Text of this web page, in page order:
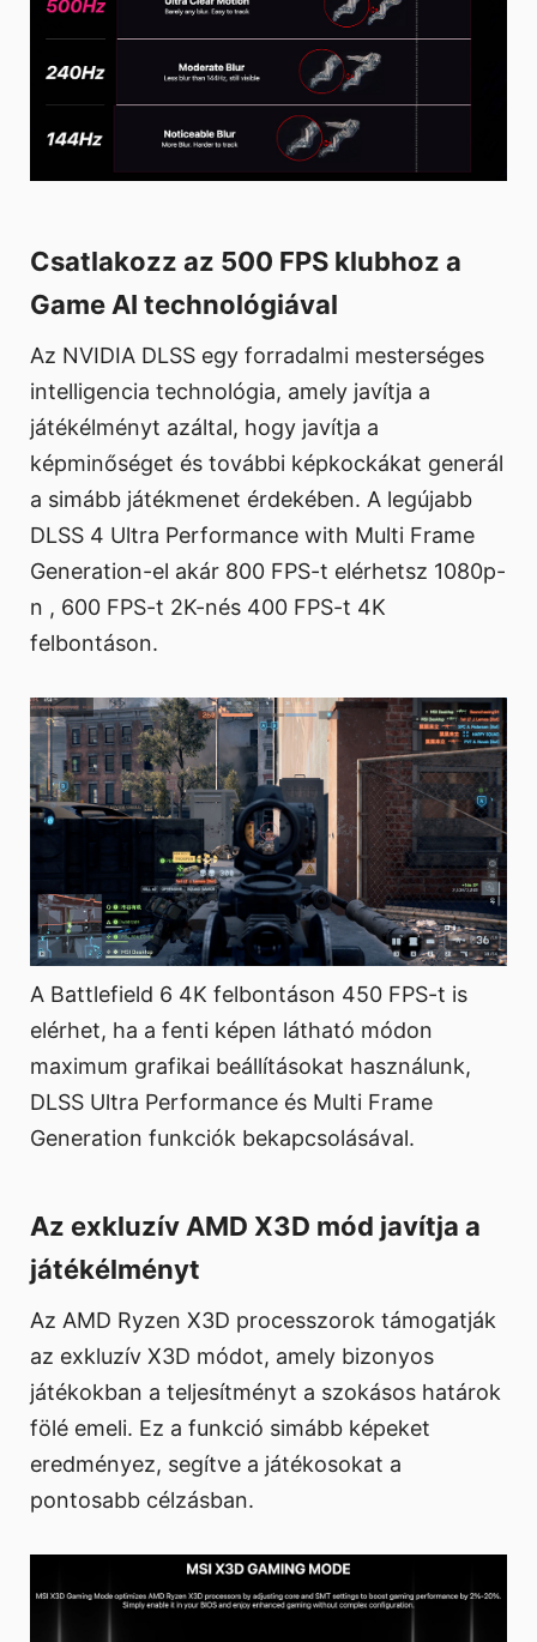
Csatlakozz az 500 FPS klubhoz a
Game AI technológiával
Az NVIDIA DLSS egy forradalmi mesterséges
intelligencia technológia, amely javítja a
játékélményt azáltal, hogy javítja a
képminőséget és további képkockákat generál
a simább játékmenet érdekében. A legújabb
DLSS 4 Ultra Performance with Multi Frame
Generation-el akár 800 FPS-t elérhetsz 1080p-
n , 600 FPS-t 2K-nés 400 FPS-t 4K
felbontáson.
A Battlefield 6 4K felbontáson 450 FPS-t is
elérhet, ha a fenti képen látható módon
maximum grafikai beállításokat használunk,
DLSS Ultra Performance és Multi Frame
Generation funkciók bekapcsolásával.
Az exkluzív AMD X3D mód javítja a
játékélményt
Az AMD Ryzen X3D processzorok támogatják
az exkluzív X3D módot, amely bizonyos
játékokban a teljesítményt a szokásos határok
fölé emeli. Ez a funkció simább képeket
eredményez, segítve a játékosokat a
pontosabb célzásban.